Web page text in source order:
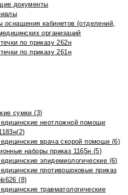
документы
оснащения кабинетов (отделений,
организаций
по приказу 262н
по приказу 261н
сумки (3)
неотложной помощи
врача скорой помощи (6)
наборы приказ 1165н (5)
эпидемиологические (6)
противошоковые приказ
(8)
травматологические